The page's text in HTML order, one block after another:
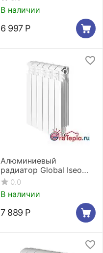
В наличии
6 997 Р
Алюминиевый
радиатор Global Iseo
350 7 секций
0.0
В наличии
7 889 Р